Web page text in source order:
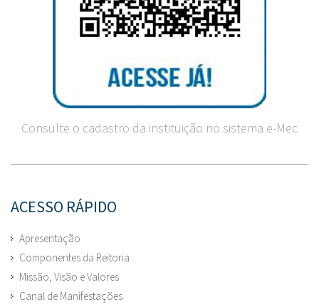
Consulte o cadastro da instituição no sistema e-Mec
ACESSO RÁPIDO
Apresentação
Componentes da Reitoria
Missão, Visão e Valores
Canal de Manifestações